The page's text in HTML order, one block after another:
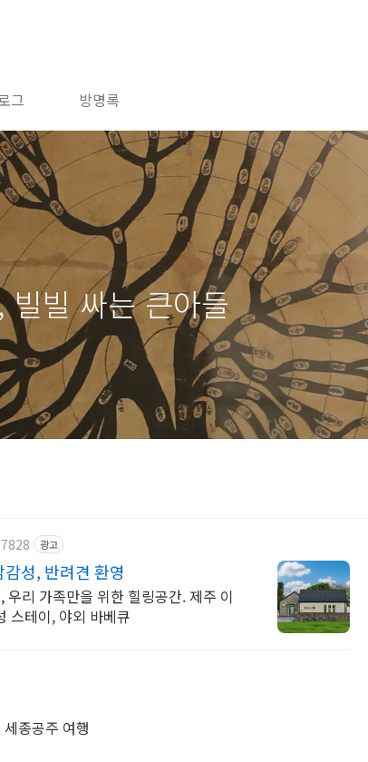
그 방명록
빌빌 싸는 큰아들
광고
성, 반려견 환영
스테이, 야외 바베큐
종공주 여행